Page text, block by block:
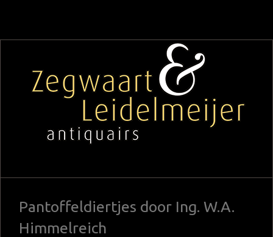
Pantoffeldiertjes door Ing. W.A.
Himmelreich